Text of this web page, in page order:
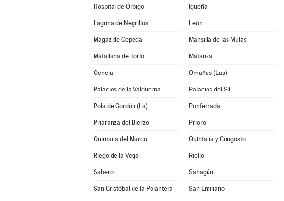
Hospital de Órbigo Igüeña
Laguna de Negrillos León
Magaz de Cepeda Mansilla de las Mulas
Matallana de Torío Matanza
Oencia Omañas (Las)
Palacios de la Valduerna Palacios del Sil
Pola de Gordón (La) Ponferrada
Priaranza del Bierzo Prioro
Quintana del Marco Quintana y Congosto
Riego de la Vega Riello
Sabero Sahagún
San Cristóbal de la Polantera San Emiliano